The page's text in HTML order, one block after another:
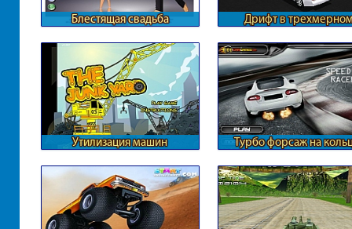
Блестящая свадьба
Дрифт в
Утилизация машин Турбо форсаж на